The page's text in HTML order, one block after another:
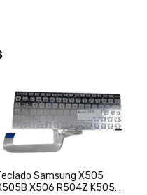
Samsung X505
X506 R504Z K505